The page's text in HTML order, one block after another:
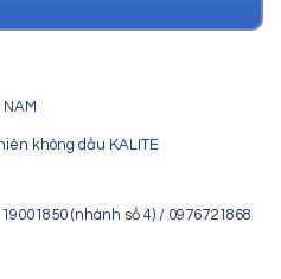
không dầu KALITE
(nhánh số 4) / 0976721868